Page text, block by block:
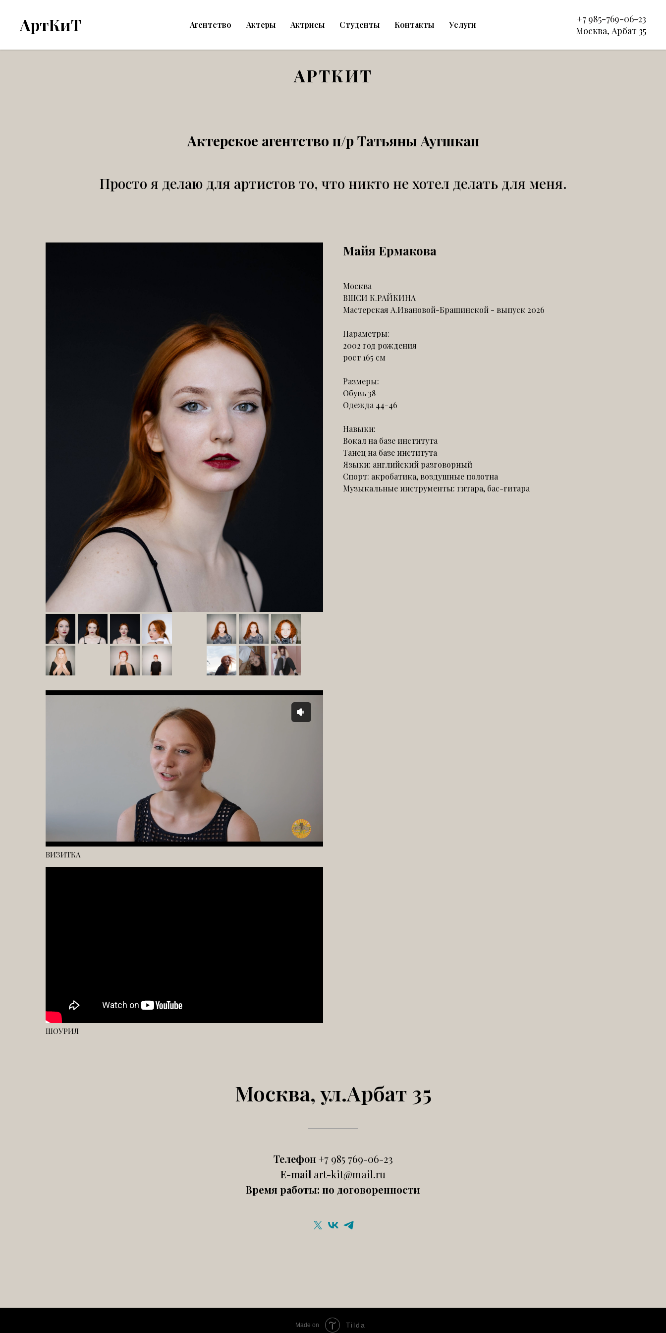
АртКиТ Агентство Актеры Актрисы Студенты Контакты Услуги +7 985-769-06-23
Москва, Арбат 35
АРТКИТ
Актерское агентство п/р Татьяны Аугшкап
Просто я делаю для артистов то, что никто не хотел делать для меня.
Майя Ермакова
Москва
ВШСИ К.РАЙКИНА
Мастерская А.Ивановой-Брашинской - выпуск 2026
Параметры:
2002 год рождения
рост 165 см
Размеры:
Обувь 38
Одежда 44-46
Навыки:
Вокал на базе института
Танец на базе института
Языки: английский разговорный
Спорт: акробатика, воздушные полотна
Музыкальные инструменты: гитара, бас-гитара
ВИЗИТКА
ШОУРИЛ
Москва, ул.Арбат 35
Телефон+7 985 769-06-23
E-mail art-kit@mail.ru
Время работы: по договоренности
Made on Tilda